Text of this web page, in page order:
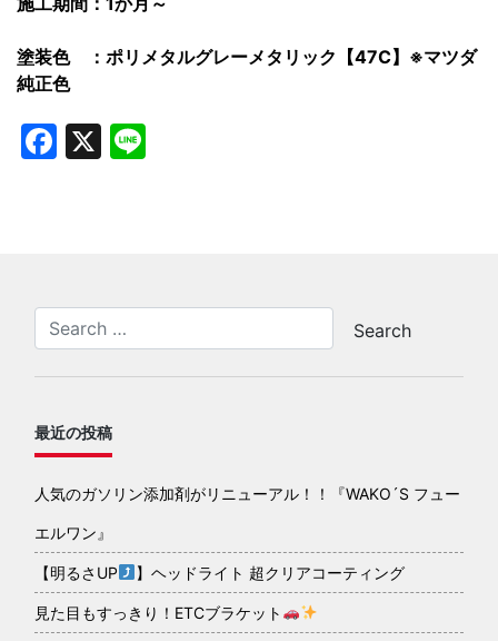
塗装色 ：ポリメタルグレーメタリック【47C】※マツダ
純正色
Facebook
X
最近の投稿
人気のガソリン添加剤がリニューアル！！『WAKO´S フュー
エルワン』
【明るさUP 】ヘッドライト 超クリアコーティング
見た目もすっきり！ETCブラケット